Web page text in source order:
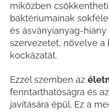
miközben
baktériumainak
és ásványianyag-
szervezetet, növelve
kockázatát.
Ezzel szemben az
fenntarthatóságra és
javítására épül. Ez a